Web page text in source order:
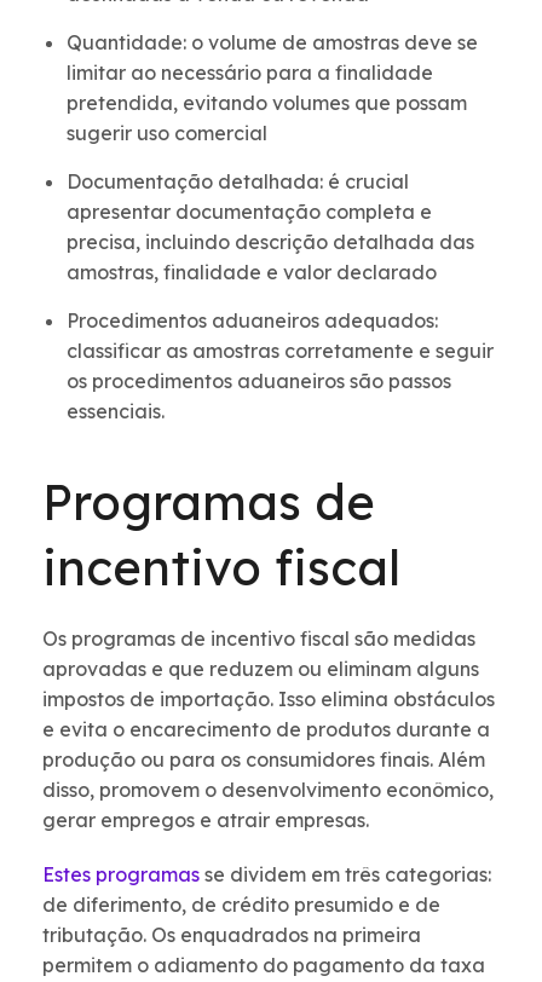
Quantidade: o volume de amostras deve se
limitar ao necessário para a finalidade
pretendida, evitando volumes que possam
sugerir uso comercial
Documentação detalhada: é crucial
apresentar documentação completa e
precisa, incluindo descrição detalhada das
amostras, finalidade e valor declarado
Procedimentos aduaneiros adequados:
classificar as amostras corretamente e seguir
os procedimentos aduaneiros são passos
essenciais.
Programas de
incentivo fiscal
Os programas de incentivo fiscal são medidas
aprovadas e que reduzem ou eliminam alguns
impostos de importação. Isso elimina obstáculos
e evita o encarecimento de produtos durante a
produção ou para os consumidores finais. Além
disso, promovem o desenvolvimento econômico,
gerar empregos e atrair empresas.
Estes programas se dividem em três categorias:
de diferimento, de crédito presumido e de
tributação. Os enquadrados na primeira
permitem o adiamento do pagamento da taxa